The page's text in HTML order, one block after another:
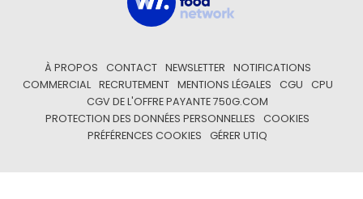
À PROPOS CONTACT NEWSLETTER
NOTIFICATIONS
COMMERCIAL
RECRUTEMENT MENTIONS LÉGALES CGU
CPU
CGV DE L'OFFRE PAYANTE 750G.COM
PROTECTION DES DONNÉES PERSONNELLES
COOKIES
PRÉFÉRENCES COOKIES
GÉRER UTIQ